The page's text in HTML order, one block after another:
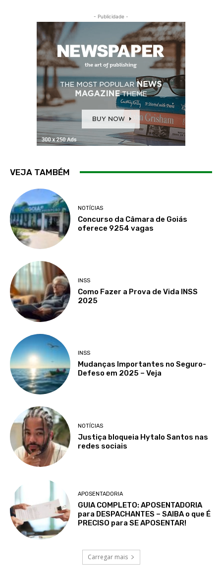
- Publicidade -
VEJA TAMBÉM
NOTÍCIAS
Concurso da Câmara de Goiás
oferece 9254 vagas
INSS
Como Fazer a Prova de Vida INSS
2025
INSS
Mudanças Importantes no Seguro-
Defeso em 2025 – Veja
NOTÍCIAS
Justiça bloqueia Hytalo Santos nas
redes sociais
APOSENTADORIA
GUIA COMPLETO: APOSENTADORIA
para DESPACHANTES – SAIBA o que É
PRECISO para SE APOSENTAR!
Carregar mais